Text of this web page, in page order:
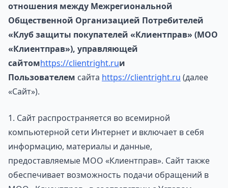
отношения между Межрегиональной
Общественной Организацией Потребителей
«Клуб защиты покупателей «Клиентправ» (МОО
«Клиентправ»), управляющей
сайтомhttps://clientright.ruи
Пользователем сайта https://clientright.ru (далее
«Сайт»).
1. Сайт распространяется во всемирной
компьютерной сети Интернет и включает в себя
информацию, материалы и данные,
предоставляемые МОО «Клиентправ». Сайт также
обеспечивает возможность подачи обращений в